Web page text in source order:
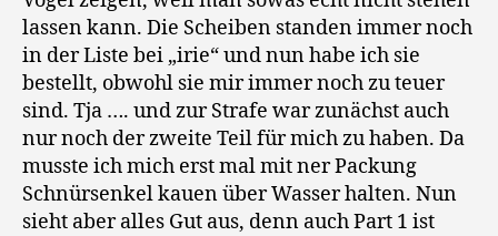
lassen kann. Die Scheiben standen immer noch
in der Liste bei „irie“ und nun habe ich sie
bestellt, obwohl sie mir immer noch zu teuer
sind. Tja …. und zur Strafe war zunächst auch
nur noch der zweite Teil für mich zu haben. Da
musste ich mich erst mal mit ner Packung
Schnürsenkel kauen über Wasser halten. Nun
sieht aber alles Gut aus, denn auch Part 1 ist